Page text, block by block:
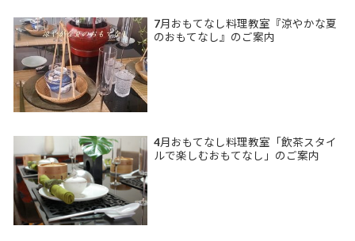
7月おもてなし料理教室『涼やかな夏
のおもてなし』のご案内
4月おもてなし料理教室「飲茶スタイ
ルで楽しむおもてなし」のご案内